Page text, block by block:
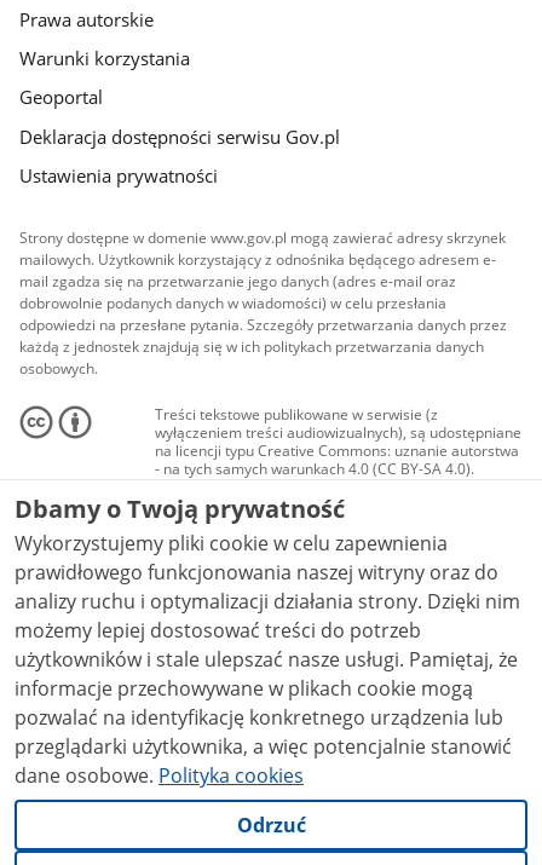
Prawa autorskie
Warunki korzystania
Geoportal
Deklaracja dostępności serwisu Gov.pl
Ustawienia prywatności
Strony dostępne w domenie www.gov.pl mogą zawierać adresy skrzynek
mailowych. Użytkownik korzystający z odnośnika będącego adresem e-
mail zgadza się na przetwarzanie jego danych (adres e-mail oraz
dobrowolnie podanych danych w wiadomości) w celu przesłania
odpowiedzi na przesłane pytania. Szczegóły przetwarzania danych przez
każdą z jednostek znajdują się w ich politykach przetwarzania danych
osobowych.
Treści tekstowe publikowane w serwisie (z
wyłączeniem treści audiowizualnych), są udostępniane
na licencji typu Creative Commons: uznanie autorstwa
- na tych samych warunkach 4.0 (CC BY-SA 4.0).
Materiały audiowizualne, w tym zdjęcia, materiały
audio i wideo, są udostępniane na licencji typu
Creative Commons: uznanie autorstwa użycie
niekomercyjne - bez utworów zależnych 4.0 (CC BY-
NC-ND 4.0), o ile nie jest to stwierdzone inaczej.
Dbamy o Twoją prywatność
Wykorzystujemy pliki cookie w celu zapewnienia
prawidłowego funkcjonowania naszej witryny oraz do
analizy ruchu i optymalizacji działania strony. Dzięki nim
możemy lepiej dostosować treści do potrzeb
użytkowników i stale ulepszać nasze usługi. Pamiętaj, że
informacje przechowywane w plikach cookie mogą
pozwalać na identyfikację konkretnego urządzenia lub
przeglądarki użytkownika, a więc potencjalnie stanowić
dane osobowe. Polityka cookies
Odrzuć